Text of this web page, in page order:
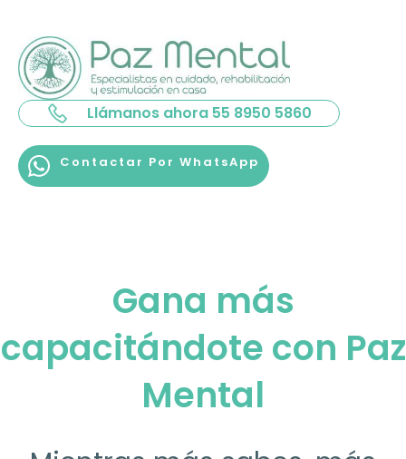
Llámanos ahora 55 8950 5860
Contactar Por WhatsApp
Gana más
capacitándote con Paz
Mental